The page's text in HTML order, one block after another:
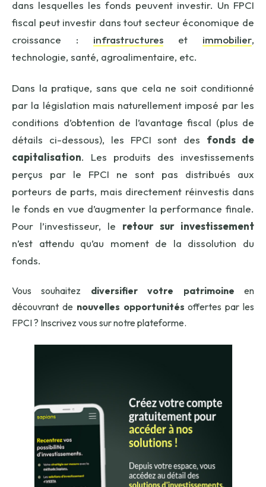
dans lesquelles les fonds peuvent investir. Un FPCI
fiscal peut investir dans tout secteur économique de
croissance : infrastructures et immobilier,
technologie, santé, agroalimentaire, etc.
Dans la pratique, sans que cela ne soit conditionné
par la législation mais naturellement imposé par les
conditions d’obtention de l’avantage fiscal (plus de
détails ci-dessous), les FPCI sont des fonds de
capitalisation. Les produits des investissements
perçus par le FPCI ne sont pas distribués aux
porteurs de parts, mais directement réinvestis dans
le fonds en vue d’augmenter la performance finale.
Pour l’investisseur, le retour sur investissement
n’est attendu qu’au moment de la dissolution du
fonds.
Vous souhaitez diversifier votre patrimoine en
découvrant de nouvelles opportunités offertes par les
FPCI ? Inscrivez vous sur notre plateforme.